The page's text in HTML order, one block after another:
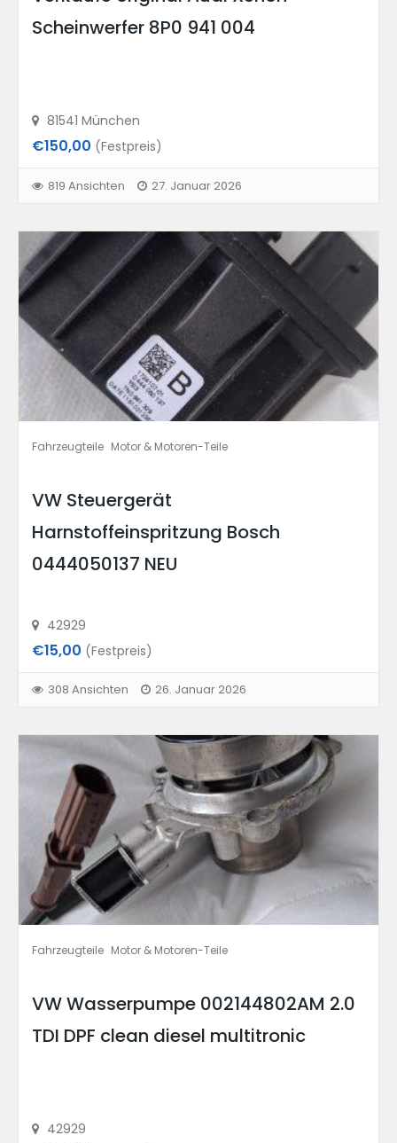
Scheinwerfer 8P0 941 004
81541 München
€150,00 (Festpreis)
819 Ansichten 27. Januar 2026
Fahrzeugteile Motor & Motoren-Teile
VW Steuergerät
Harnstoffeinspritzung Bosch
0444050137 NEU
42929
€15,00 (Festpreis)
308 Ansichten 26. Januar 2026
Fahrzeugteile Motor & Motoren-Teile
VW Wasserpumpe 002144802AM 2.0
TDI DPF clean diesel multitronic
42929